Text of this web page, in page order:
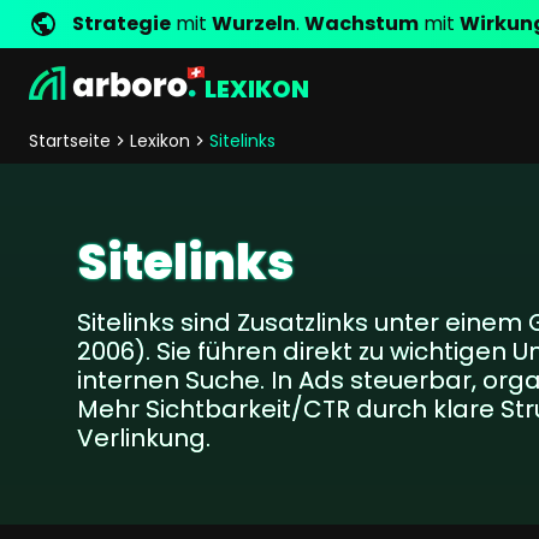
Strategie mit Wurzeln. Wachstum mit
LEXIKON
Entwicklung
Shopentwicklung
Online Marketing
SEO
SEA
Content
Social Media Marketing
Server-Side-Tracking
Newsletter-Marketing
Shop ErfolgsstorysShop Referenzen
ManagementUnternehmenswerte
Jobsarboro als Arbeitgeber
AnfrageStandorte
Startseite Lexikon Sitelinks
Sitelinks
Sitelinks sind Zusatzlinks unter
2006). Sie führen direkt zu wichtigen
internen Suche. In Ads steuerbar,
Mehr Sichtbarkeit/CTR durch klare
Verlinkung.